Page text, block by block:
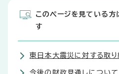
このページを見ている方
す
東日本大震災に対する取り
今後の財政見通しについ